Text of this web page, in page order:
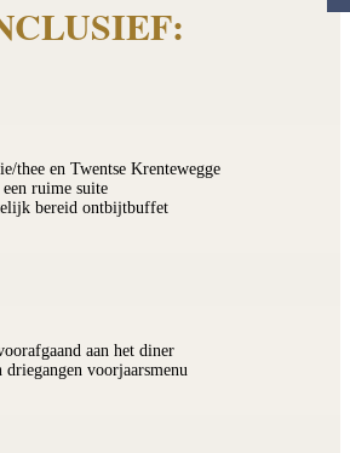
thee en Twentse Krentewegge
ruime suite
bereid ontbijtbuffet
aan het diner
driegangen voorjaarsmenu